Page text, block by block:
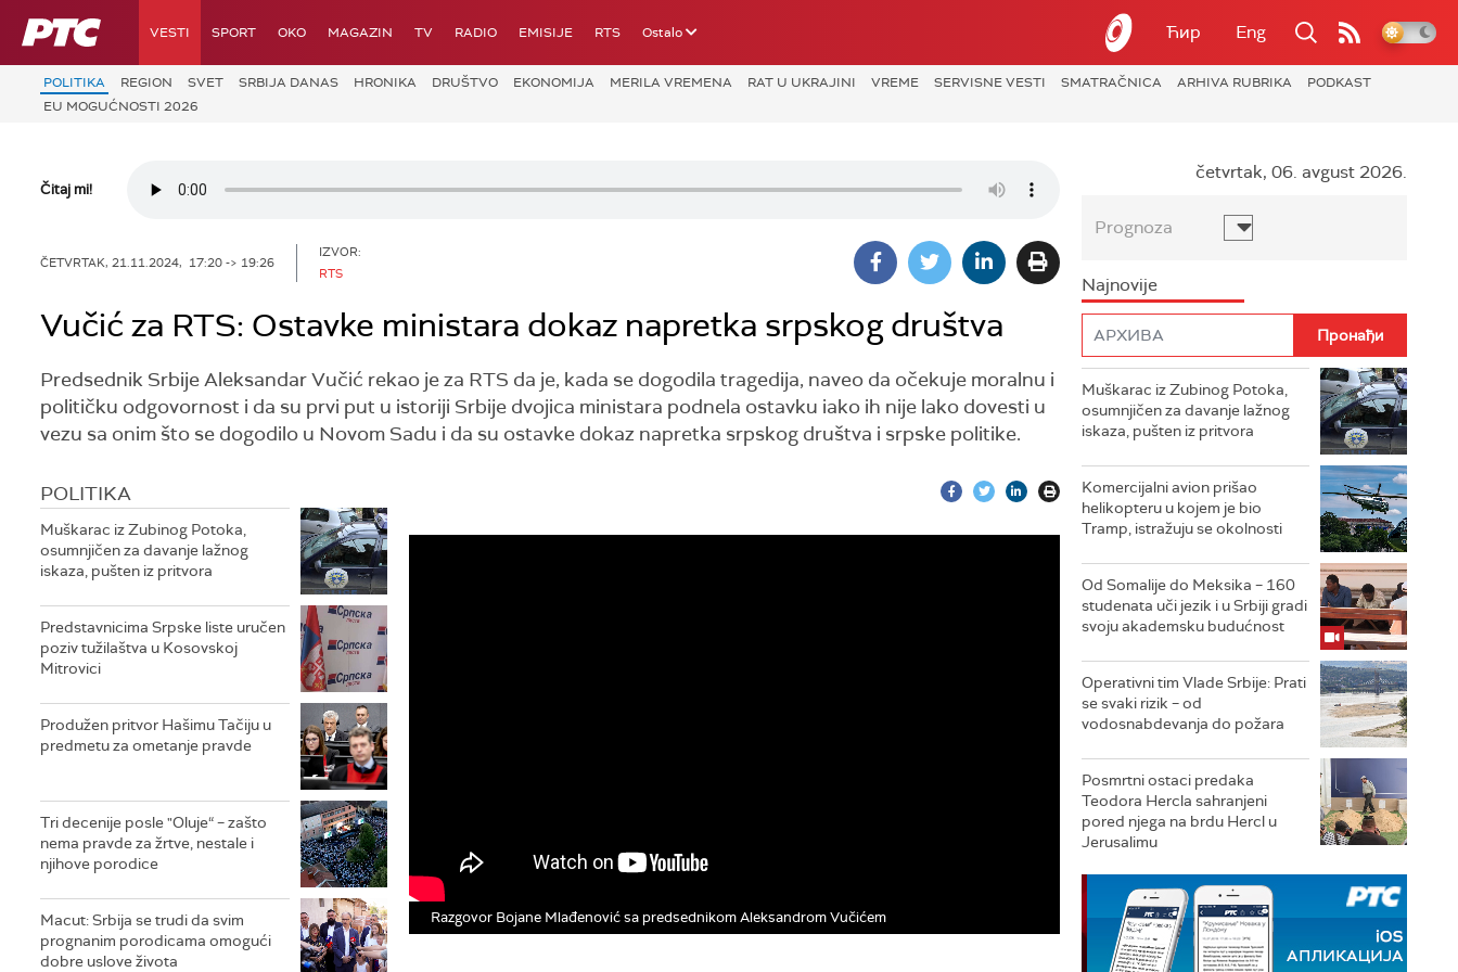
RTS VESTI SPORT OKO MAGAZIN TV RADIO EMISIJE RTS Ostalo Ћир Eng
POLITIKA REGION SVET SRBIJA DANAS HRONIKA DRUŠTVO EKONOMIJA MERILA VREMENA RAT U UKRAJINI VREME SERVISNE VESTI SMATRAČNICA ARHIVA RUBRIKA
PODKAST
EU MOGUĆNOSTI 2026
Čitaj mi!
ČETVRTAK, 21.11.2024, 17:20 -> 19:26
IZVOR:
RTS
Vučić za RTS: Ostavke ministara dokaz napretka srpskog društva
Predsednik Srbije Aleksandar Vučić rekao je za RTS da je, kada se dogodila tragedija, naveo da očekuje moralnu i
političku odgovornost i da su prvi put u istoriji Srbije dvojica ministara podnela ostavku iako ih nije lako dovesti u
vezu sa onim što se dogodilo u Novom Sadu i da su ostavke dokaz napretka srpskog društva i srpske politike.
POLITIKA
Muškarac iz Zubinog Potoka,
osumnjičen za davanje lažnog
iskaza, pušten iz pritvora
Predstavnicima Srpske liste uručen
poziv tužilaštva u Kosovskoj
Mitrovici
Produžen pritvor Hašimu Tačiju u
predmetu za ometanje pravde
Tri decenije posle "Oluje“ – zašto
nema pravde za žrtve, nestale i
njihove porodice
Macut: Srbija se trudi da svim
prognanim porodicama omogući
dobre uslove života
Razgovor Bojane Mlađenović sa predsednikom Aleksandrom Vučićem
četvrtak, 06. avgust 2026.
Prognoza
Najnovije
Muškarac iz Zubinog Potoka,
osumnjičen za davanje lažnog
iskaza, pušten iz pritvora
Komercijalni avion prišao
helikopteru u kojem je bio
Tramp, istražuju se okolnosti
Od Somalije do Meksika – 160
studenata uči jezik i u Srbiji gradi
svoju akademsku budućnost
Operativni tim Vlade Srbije: Prati
se svaki rizik – od
vodosnabdevanja do požara
Posmrtni ostaci predaka
Teodora Hercla sahranjeni
pored njega na brdu Hercl u
Jerusalimu